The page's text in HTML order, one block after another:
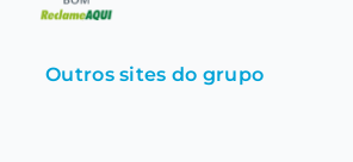
Outros sites do grupo